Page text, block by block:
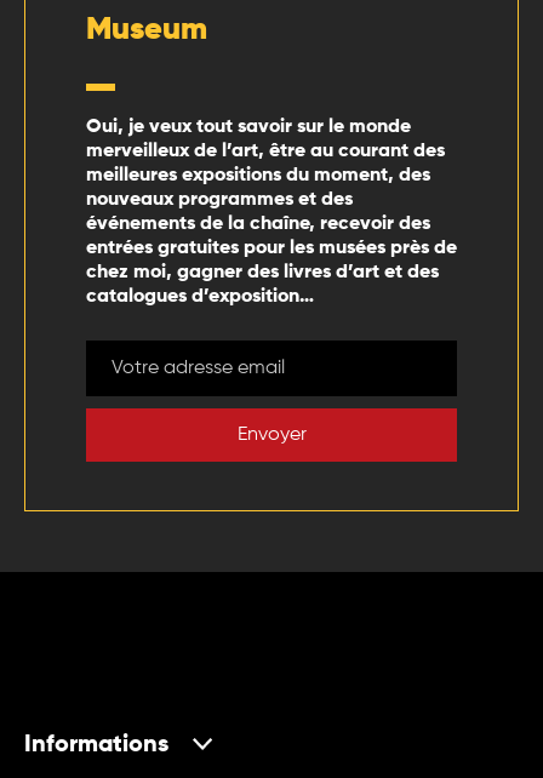
Museum
Oui, je veux tout savoir sur le monde
merveilleux de l’art, être au courant des
meilleures expositions du moment, des
nouveaux programmes et des
événements de la chaîne, recevoir des
entrées gratuites pour les musées près de
chez moi, gagner des livres d’art et des
catalogues d’exposition…
Envoyer
Informations